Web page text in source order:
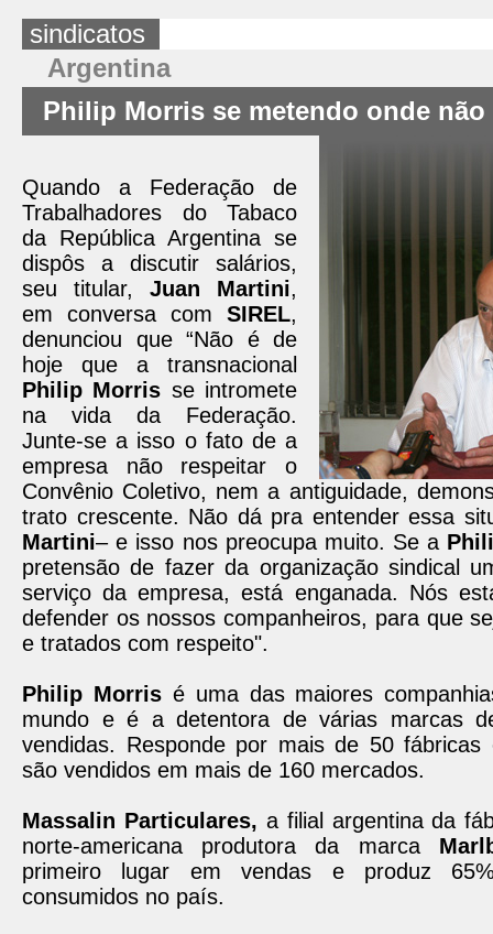
sindicatos
Argentina
Philip Morris se metendo onde não
Quando a Federação de
Trabalhadores do Tabaco
da República Argentina se
dispôs a discutir salários,
seu titular, Juan Martini,
em conversa com SIREL,
denunciou que “Não é de
hoje que a transnacional
Philip Morris se intromete
na vida da Federação.
Junte-se a isso o fato de a
empresa não respeitar o
Convênio Coletivo, nem a antiguidade,
trato crescente. Não dá pra entender essa
Martini– e isso nos preocupa muito. Se a
pretensão de fazer da organização sindical
serviço da empresa, está enganada. Nós
defender os nossos companheiros, para que
e tratados com respeito".
Philip Morris é uma das maiores
mundo e é a detentora de várias marcas
vendidas. Responde por mais de 50 fábricas
são vendidos em mais de 160 mercados.
Massalin Particulares, a filial argentina da
norte-americana produtora da marca
primeiro lugar em vendas e produz
consumidos no país.